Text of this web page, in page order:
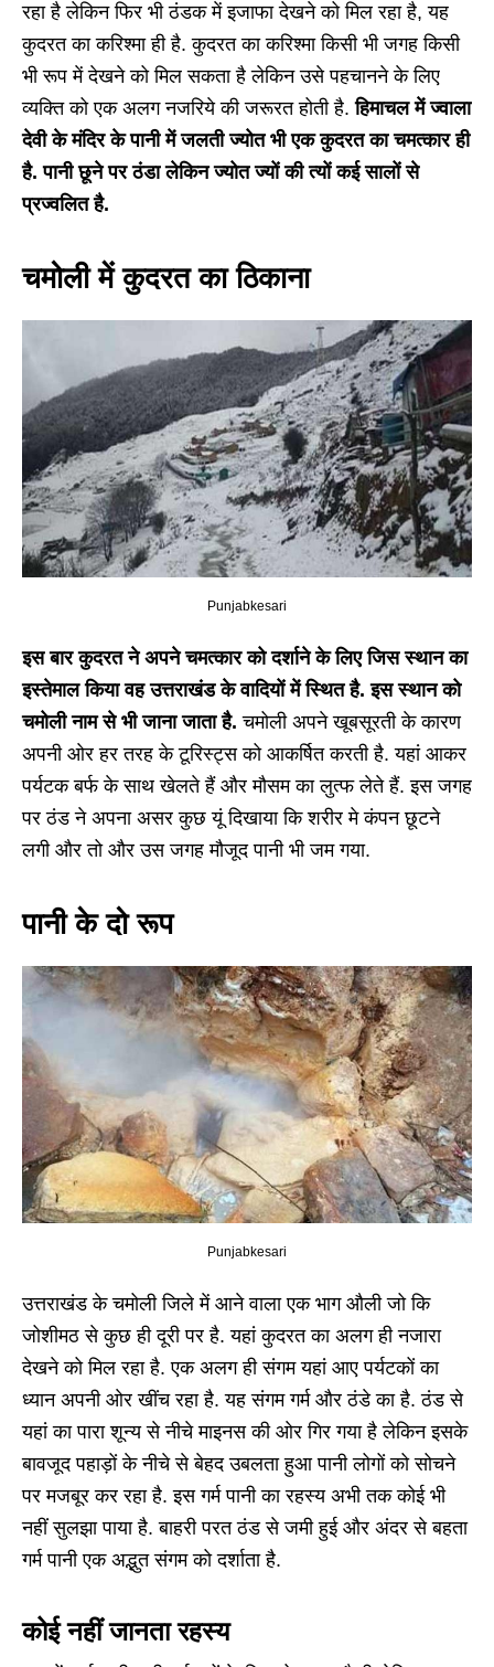
रहा है लेकिन फिर भी ठंडक में इजाफा देखने को मिल रहा है, यह
कुदरत का करिश्मा ही है. कुदरत का करिश्मा किसी भी जगह किसी
भी रूप में देखने को मिल सकता है लेकिन उसे पहचानने के लिए
व्यक्ति को एक अलग नजरिये की जरूरत होती है. हिमाचल में ज्वाला
देवी के मंदिर के पानी में जलती ज्योत भी एक कुदरत का चमत्कार ही
है. पानी छूने पर ठंडा लेकिन ज्योत ज्यों की त्यों कई सालों से
प्रज्वलित है.
चमोली में कुदरत का ठिकाना
Punjabkesari
इस बार कुदरत ने अपने चमत्कार को दर्शाने के लिए जिस स्थान का
इस्तेमाल किया वह उत्तराखंड के वादियों में स्थित है. इस स्थान को
चमोली नाम से भी जाना जाता है. चमोली अपने खूबसूरती के कारण
अपनी ओर हर तरह के टूरिस्ट्स को आकर्षित करती है. यहां आकर
पर्यटक बर्फ के साथ खेलते हैं और मौसम का लुत्फ लेते हैं. इस जगह
पर ठंड ने अपना असर कुछ यूं दिखाया कि शरीर मे कंपन छूटने
लगी और तो और उस जगह मौजूद पानी भी जम गया.
पानी के दो रूप
Punjabkesari
उत्तराखंड के चमोली जिले में आने वाला एक भाग औली जो कि
जोशीमठ से कुछ ही दूरी पर है. यहां कुदरत का अलग ही नजारा
देखने को मिल रहा है. एक अलग ही संगम यहां आए पर्यटकों का
ध्यान अपनी ओर खींच रहा है. यह संगम गर्म और ठंडे का है. ठंड से
यहां का पारा शून्य से नीचे माइनस की ओर गिर गया है लेकिन इसके
बावजूद पहाड़ों के नीचे से बेहद उबलता हुआ पानी लोगों को सोचने
पर मजबूर कर रहा है. इस गर्म पानी का रहस्य अभी तक कोई भी
नहीं सुलझा पाया है. बाहरी परत ठंड से जमी हुई और अंदर से बहता
गर्म पानी एक अद्भुत संगम को दर्शाता है.
कोई नहीं जानता रहस्य